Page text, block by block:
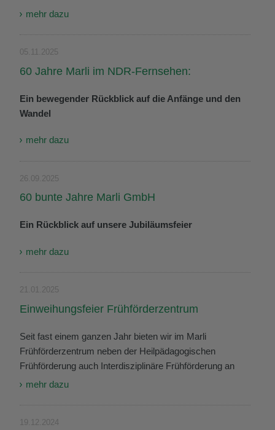
mehr dazu
05.11.2025
60 Jahre Marli im NDR-Fernsehen:
Ein bewegender Rückblick auf die Anfänge und den
Wandel
mehr dazu
26.09.2025
60 bunte Jahre Marli GmbH
Ein Rückblick auf unsere Jubiläumsfeier
mehr dazu
21.01.2025
Einweihungsfeier Frühförderzentrum
Seit fast einem ganzen Jahr bieten wir im Marli
Frühförderzentrum neben der Heilpädagogischen
Frühförderung auch Interdisziplinäre Frühförderung an
mehr dazu
19.12.2024